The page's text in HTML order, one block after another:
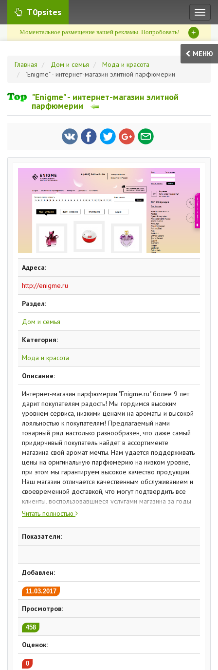
T0psites
Моментальное размещение вашей рекламы. Попробовать! +
МЕНЮ
Главная
Дом и семья
Мода и красота
"Enigme" - интернет-магазин элитной парфюмерии
"Enigme" - интернет-магазин элитной
парфюмерии
Адреса:
http://enigme.ru
Раздел:
Дом и семья
Категория:
Мода и красота
Описание:
Интернет-магазин парфюмерии "Enigme.ru" более 9 лет
дарит покупателям радость! Мы гордимся высоким
уровнем сервиса, низкими ценами на ароматы и высокой
лояльностью к покупателям! Предлагаемый нами
товарный ряд настолько разнообразен, что даже самый
придирчивый покупатель найдет в ассортименте
магазина свой аромат мечты. Нам удается поддерживать
цены на оригинальную парфюмерию на низком уровне,
при этом мы гарантируем высокое качество продукции.
Наш магазин отличается качественным обслуживанием и
своевременной доставкой, что могут подтвердить все
клиенты, воспользовавшиеся услугами магазина за годы
нашего существования. А еще Вы можете принять
удивительные подарки и потрясающие скидки или просто
купить замечательные духи в нашем магазине.
Читать полностью
Показатели:
Добавлен:
11.03.2017
Просмотров:
458
Оценок:
0